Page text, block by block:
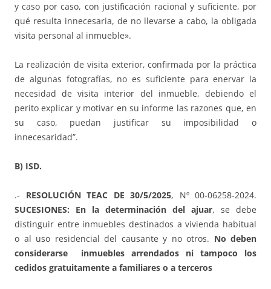
y caso por caso, con justificación racional y suficiente, por
qué resulta innecesaria, de no llevarse a cabo, la obligada
visita personal al inmueble».
La realización de visita exterior, confirmada por la práctica
de algunas fotografías, no es suficiente para enervar la
necesidad de visita interior del inmueble, debiendo el
perito explicar y motivar en su informe las razones que, en
su caso, puedan justificar su imposibilidad o
innecesaridad”.
B) ISD.
.- RESOLUCIÓN TEAC DE 30/5/2025, Nº 00-06258-2024.
SUCESIONES: En la determinación del ajuar, se debe
distinguir entre inmuebles destinados a vivienda habitual
o al uso residencial del causante y no otros. No deben
considerarse inmuebles arrendados ni tampoco los
cedidos gratuitamente a familiares o a terceros